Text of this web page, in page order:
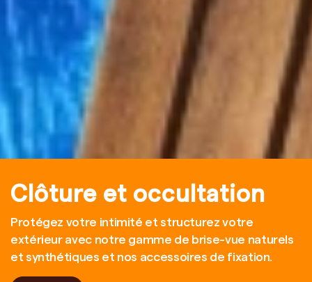
Clôture et occultation
Protégez votre intimité et structurez votre
extérieur avec notre gamme de brise-vue naturels
et synthétiques et nos accessoires de fixation.